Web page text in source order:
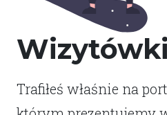
Trafiłeś właśnie na